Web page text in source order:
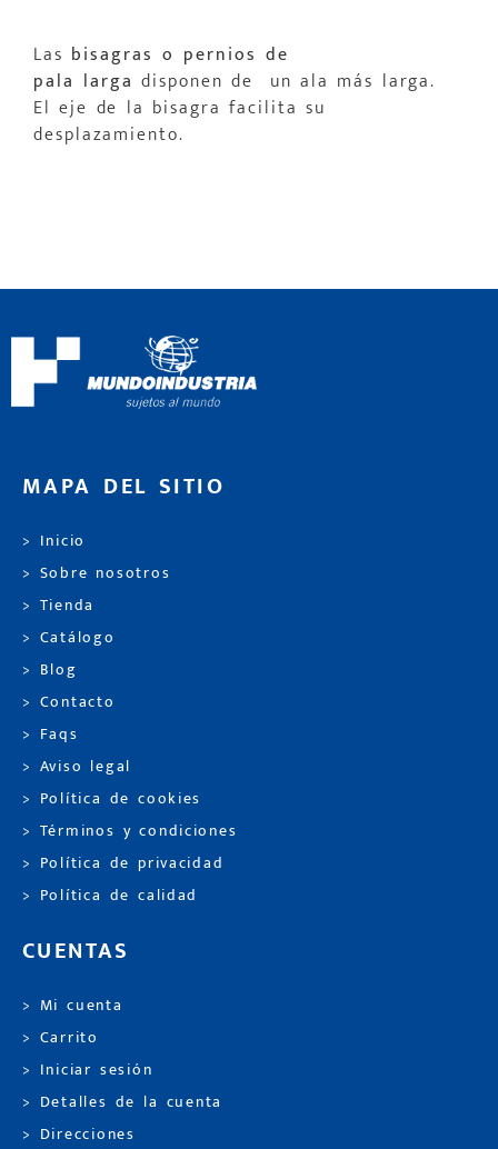
Las bisagras o pernios de
pala larga disponen de un ala más larga.
El eje de la bisagra facilita su
desplazamiento.
MAPA DEL SITIO
> Inicio
> Sobre nosotros
> Tienda
> Catálogo
> Blog
> Contacto
> Faqs
> Aviso legal
> Política de cookies
> Términos y condiciones
> Política de privacidad
> Política de calidad
CUENTAS
> Mi cuenta
> Carrito
> Iniciar sesión
> Detalles de la cuenta
> Direcciones